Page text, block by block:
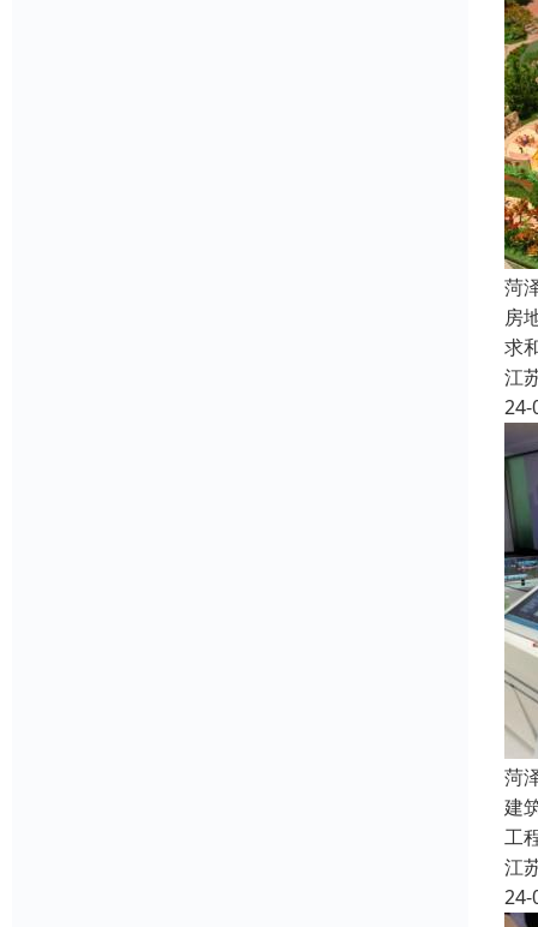
菏
房
求
江
24-
菏
建
工
江
24-